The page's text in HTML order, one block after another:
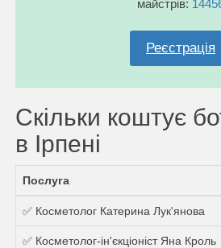
майстрів:
Реєстрація
Скільки коштує
в Ірпені
Послуга
✅ Косметолог Катерина Лук'янова
✅ Косметолог-ін'єкціоніст Яна Кроль